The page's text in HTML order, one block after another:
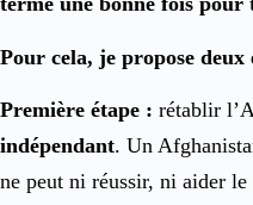
Pour cela, je propose deux
Première étape : rétablir
indépendant. Un
ne peut ni réussir, ni aider